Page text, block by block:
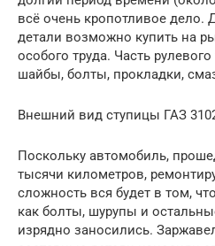
всё очень кропотливое дело.
детали возможно купить на
особого труда. Часть
шайбы, болты, прокладки,
Внешний вид ступицы ГАЗ
Поскольку автомобиль,
тысячи километров,
сложность вся будет в том,
как болты, шурупы и
изрядно заносились.